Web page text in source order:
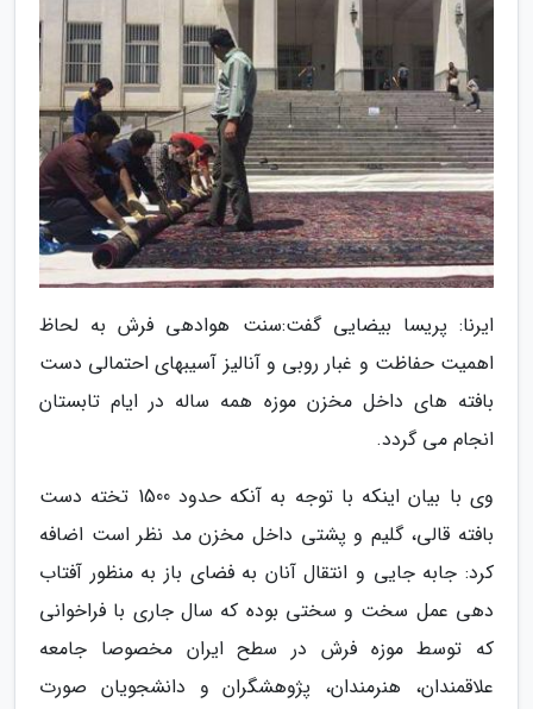
ایرنا: پریسا بیضایی گفت:سنت هوادهی فرش به لحاظ
اهمیت حفاظت و غبار روبی و آنالیز آسیبهای احتمالی دست
بافته های داخل مخزن موزه همه ساله در ایام تابستان
انجام می گردد.
وی با بیان اینکه با توجه به آنکه حدود 1500 تخته دست
بافته قالی، گلیم و پشتی داخل مخزن مد نظر است اضافه
کرد: جابه جایی و انتقال آنان به فضای باز به منظور آفتاب
دهی عمل سخت و سختی بوده که سال جاری با فراخوانی
که توسط موزه فرش در سطح ایران مخصوصا جامعه
علاقمندان، هنرمندان، پژوهشگران و دانشجویان صورت